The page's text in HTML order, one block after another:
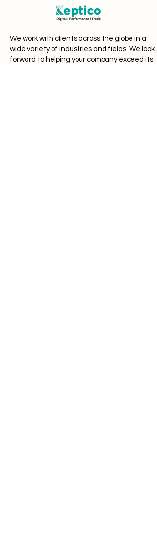
We work with clients across the globe in a
wide variety of industries and fields. We look
forward to helping your company exceed its